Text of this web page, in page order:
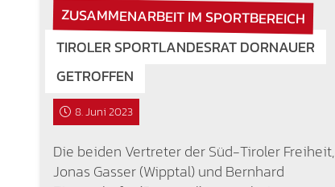
ZUSAMMENARBEIT IM SPORTBEREICH
TIROLER SPORTLANDESRAT DORNAUER
GETROFFEN
8. Juni 2023
Die beiden Vertreter der Süd-Tiroler Freiheit,
Jonas Gasser (Wipptal) und Bernhard